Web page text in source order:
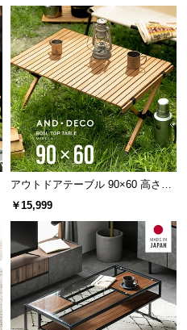
アウトドアテーブル 90×60 高さ44
cm
￥15,999